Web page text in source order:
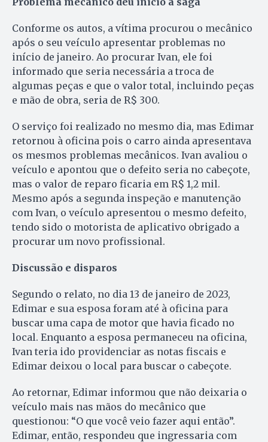
Conforme os autos, a vítima procurou o mecânico
após o seu veículo apresentar problemas no
início de janeiro. Ao procurar Ivan, ele foi
informado que seria necessária a troca de
algumas peças e que o valor total, incluindo peças
e mão de obra, seria de R$ 300.
O serviço foi realizado no mesmo dia, mas Edimar
retornou à oficina pois o carro ainda apresentava
os mesmos problemas mecânicos. Ivan avaliou o
veículo e apontou que o defeito seria no cabeçote,
mas o valor de reparo ficaria em R$ 1,2 mil.
Mesmo após a segunda inspeção e manutenção
com Ivan, o veículo apresentou o mesmo defeito,
tendo sido o motorista de aplicativo obrigado a
procurar um novo profissional.
Discussão e disparos
Segundo o relato, no dia 13 de janeiro de 2023,
Edimar e sua esposa foram até à oficina para
buscar uma capa de motor que havia ficado no
local. Enquanto a esposa permaneceu na oficina,
Ivan teria ido providenciar as notas fiscais e
Edimar deixou o local para buscar o cabeçote.
Ao retornar, Edimar informou que não deixaria o
veículo mais nas mãos do mecânico que
questionou: “O que você veio fazer aqui então”.
Edimar, então, respondeu que ingressaria com